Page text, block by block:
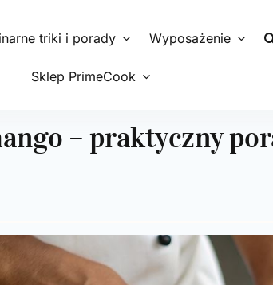
triki i porady Wyposażenie
Sklep PrimeCook
– praktyczny